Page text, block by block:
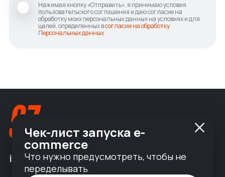
Нажимая кнопку «Отправить», я принимаю условия
пользовательского соглашения и даю согласие на
обработку моих персональных данных на условиях и для
целей, определенных всогласии на обработку
Персональных данных
info@nineseven.ru
Чек-лист запуска e-
commerce
Что нужно предусмотреть, чтобы не
переделывать